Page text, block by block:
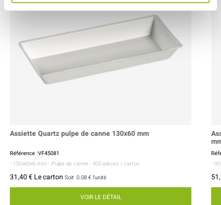
Assiette Quartz pulpe de canne 130x60 mm
Référence :VF45081
- 130x60x6 mm - Pulpe de canne - 400 pièces / carton
31,40 € Le carton Soit 0.08 € l'unité
VOIR LE DÉTAIL
-